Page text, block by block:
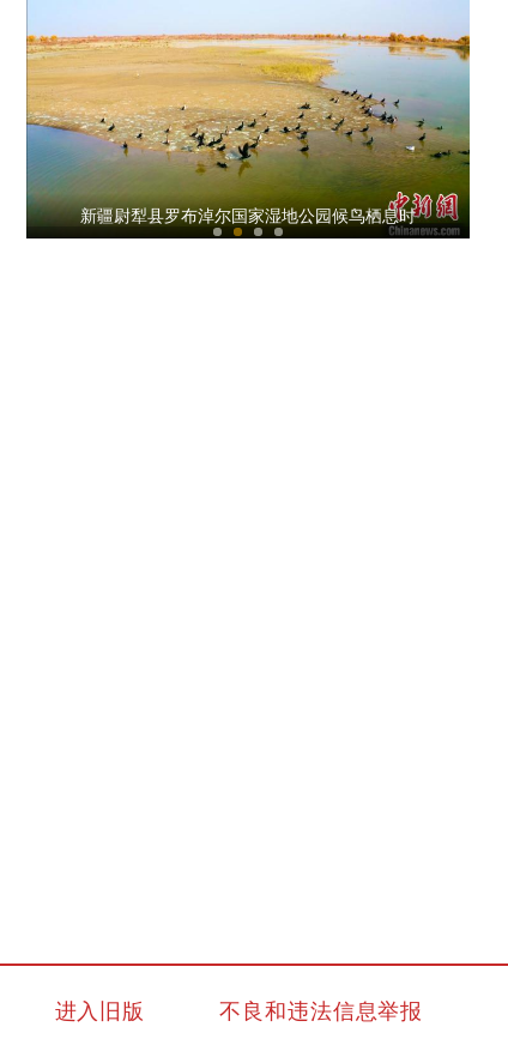
参加第十七届世界消防救援锦标赛中国保障车
新疆尉犁县罗布淖尔国家湿地公园候鸟栖息时
进入旧版 不良和违法信息举报